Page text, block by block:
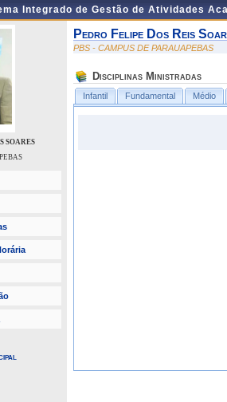
Integrado de Gestão de Atividades
SOARES
Pedro Felipe Dos Reis
PBS - CAMPUS DE PARAUAPEBAS
Disciplinas Ministradas
Infantil Fundamental Médio